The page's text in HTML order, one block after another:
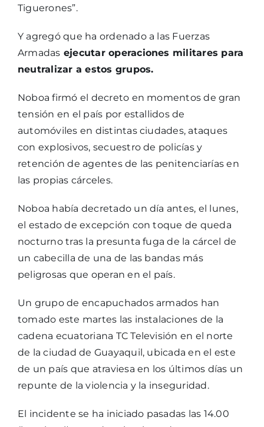
Tiguerones”.
Y agregó que ha ordenado a las Fuerzas
Armadas ejecutar operaciones militares para
neutralizar a estos grupos.
Noboa firmó el decreto en momentos de gran
tensión en el país por estallidos de
automóviles en distintas ciudades, ataques
con explosivos, secuestro de policías y
retención de agentes de las penitenciarías en
las propias cárceles.
Noboa había decretado un día antes, el lunes,
el estado de excepción con toque de queda
nocturno tras la presunta fuga de la cárcel de
un cabecilla de una de las bandas más
peligrosas que operan en el país.
Un grupo de encapuchados armados han
tomado este martes las instalaciones de la
cadena ecuatoriana TC Televisión en el norte
de la ciudad de Guayaquil, ubicada en el este
de un país que atraviesa en los últimos días un
repunte de la violencia y la inseguridad.
El incidente se ha iniciado pasadas las 14.00